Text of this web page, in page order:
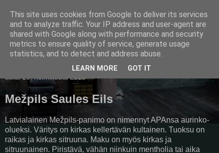
Pullollinen
tiistai 20. helmikuuta 2018
Mežpils Saules Eils
Latvialainen Mežpils-panimo on nimennyt APAnsa aurinko-
olueksi. Väritys on kirkas kellertävän kultainen. Tuoksu on
raikas ja kirkas sitruuna. Maku on myös kirkas ja
sitruunainen. Piristävä, vähän niinkuin mentholia tai aika
This site uses cookies from Google to deliver its services
and to analyze traffic. Your IP address and user-agent are
shared with Google along with performance and security
metrics to ensure quality of service, generate usage
statistics, and to detect and address abuse.
LEARN MORE GOT IT